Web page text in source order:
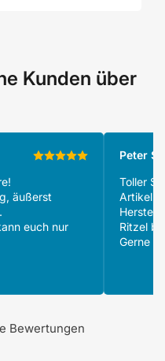
Kunden über
äußerst
euch nur
Peter S.
Toller
Artikeln
Ritzel
Gerne
Bewertungen